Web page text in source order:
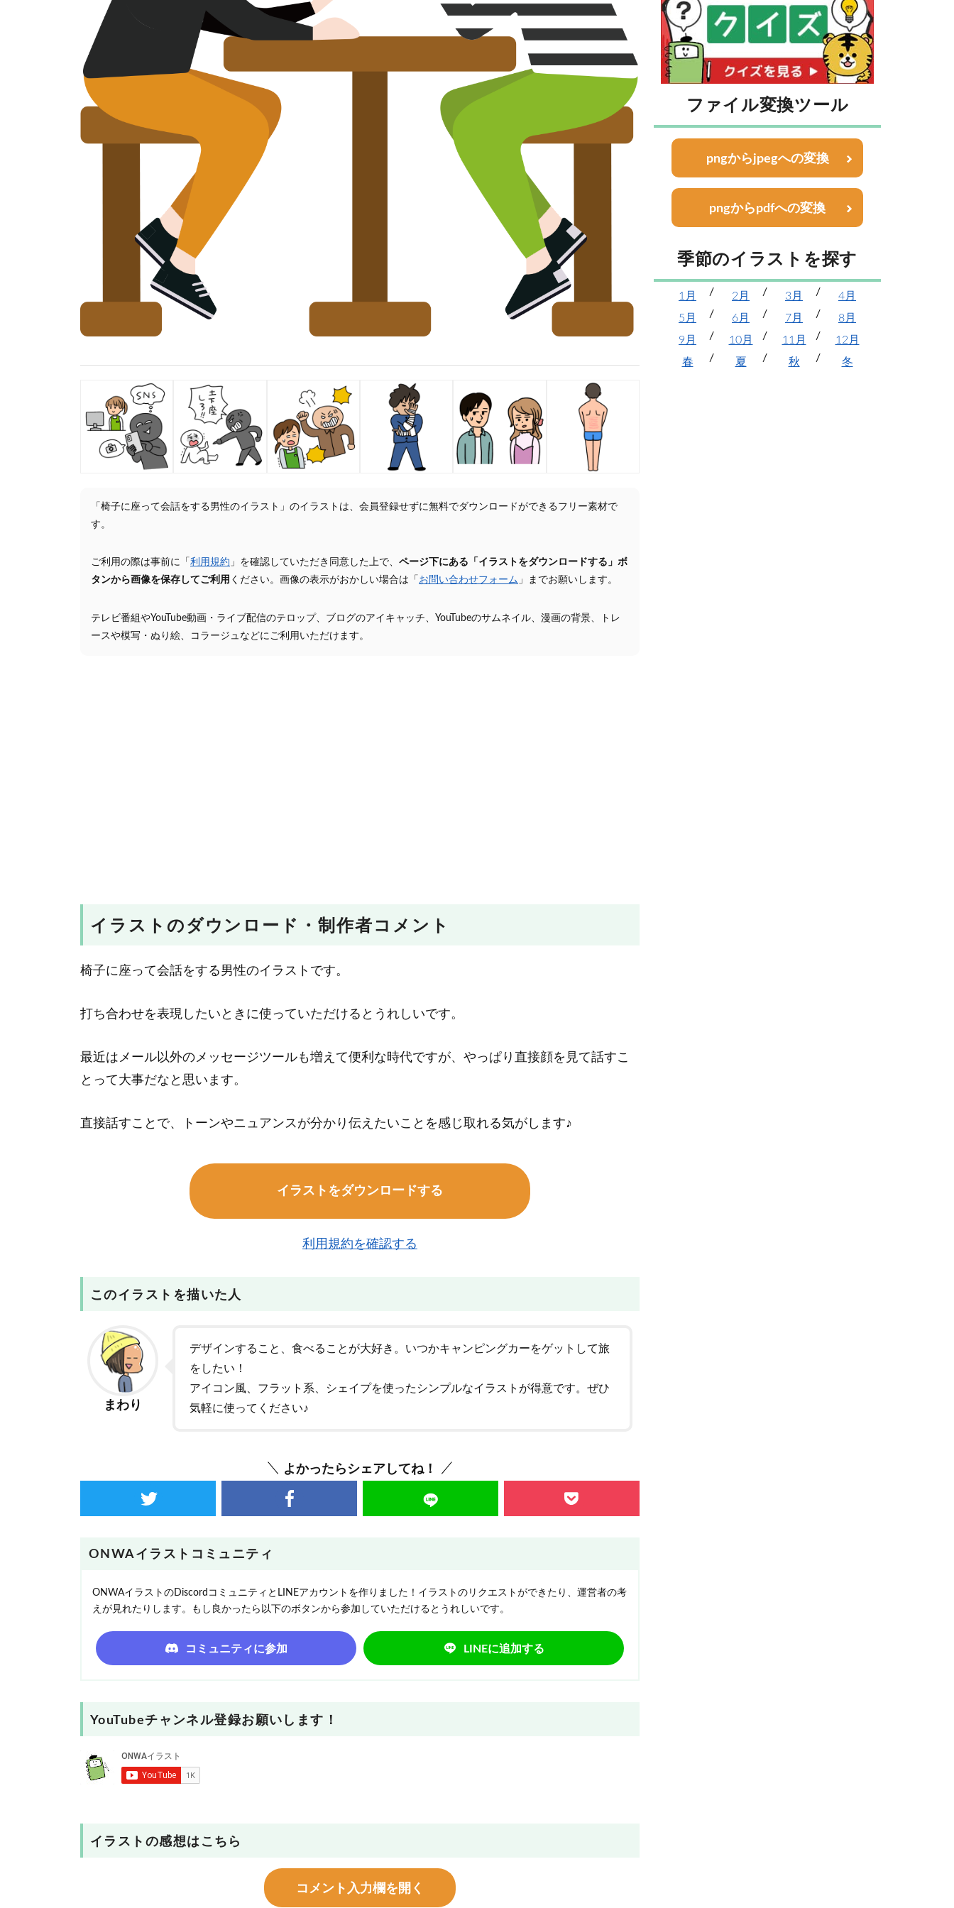
「椅子に座って会話をする男性のイラスト」のイラストは、会員登録せずに無料でダウンロードができるフリー素材で
す。
ご利用の際は事前に「 利用規約 」を確認していただき同意した上で、 ページ下にある「イラストをダウンロードする」ボ
タンから画像を保存してご利用 ください。画像の表示がおかしい場合は「 お問い合わせフォーム 」までお願いします。
テレビ番組やYouTube動画・ライブ配信のテロップ、ブログのアイキャッチ、YouTubeのサムネイル、漫画の背景、トレ
ースや模写・ぬり絵、コラージュなどにご利用いただけます。
イラストのダウンロード・制作者コメント
椅子に座って会話をする男性のイラストです。
打ち合わせを表現したいときに使っていただけるとうれしいです。
最近はメール以外のメッセージツールも増えて便利な時代ですが、やっぱり直接顔を見て話すこ
とって大事だなと思います。
直接話すことで、トーンやニュアンスが分かり伝えたいことを感じ取れる気がします♪
イラストをダウンロードする
利用規約を確認する
このイラストを描いた人
まわり
デザインすること、食べることが大好き。いつかキャンピングカーをゲットして旅
をしたい！
アイコン風、フラット系、シェイプを使ったシンプルなイラストが得意です。ぜひ
気軽に使ってください♪
よかったらシェアしてね！
ONWAイラストコミュニティ
ONWAイラストのDiscordコミュニティとLINEアカウントを作りました！イラストのリクエストができたり、運営者の考
えが見れたりします。もし良かったら以下のボタンから参加していただけるとうれしいです。
コミュニティに参加 LINEに追加する
YouTubeチャンネル登録お願いします！
イラストの感想はこちら
コメント入力欄を開く
ファイル変換ツール
pngからjpegへの変換
pngからpdfへの変換
季節のイラストを探す
1月 2月 3月
4月
5月
6月 7月
8月
9月
10月 11月
12月
春
夏 秋 冬